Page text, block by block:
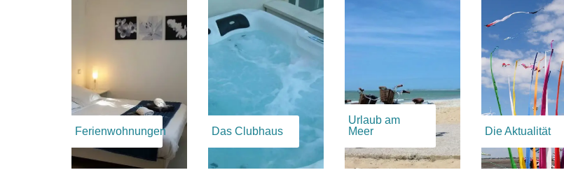
Ferienwohnungen Das Clubhaus
Urlaub am
Meer
Die Aktualität